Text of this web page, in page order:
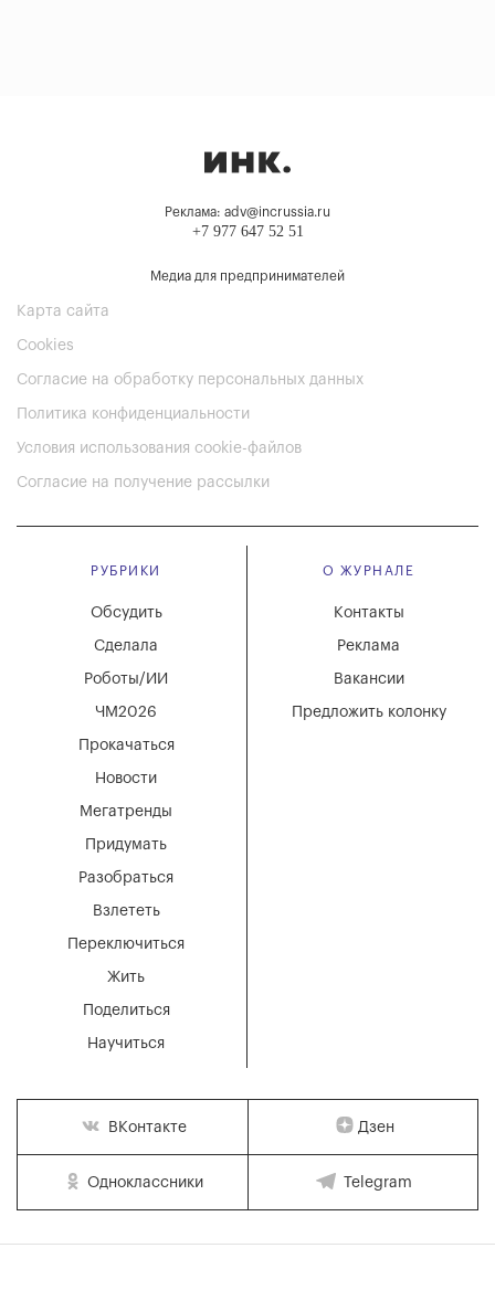
Реклама: adv@incrussia.ru
+7 977 647 52 51
Медиа для предпринимателей
Карта сайта
Cookies
Согласие на обработку персональных данных
Политика конфиденциальности
Условия использования cookie-файлов
Согласие на получение рассылки
РУБРИКИ
Мегатренды
Придумать
Разобраться
Взлететь
Новости
Переключиться
Жить
Поделиться
Научиться
Обсудить
Сделала
Роботы/ИИ
ЧМ2026
Прокачаться
О ЖУРНАЛЕ
Вакансии
Реклама
Контакты
Предложить колонку
ВКонтакте Дзен
Одноклассники Telegram